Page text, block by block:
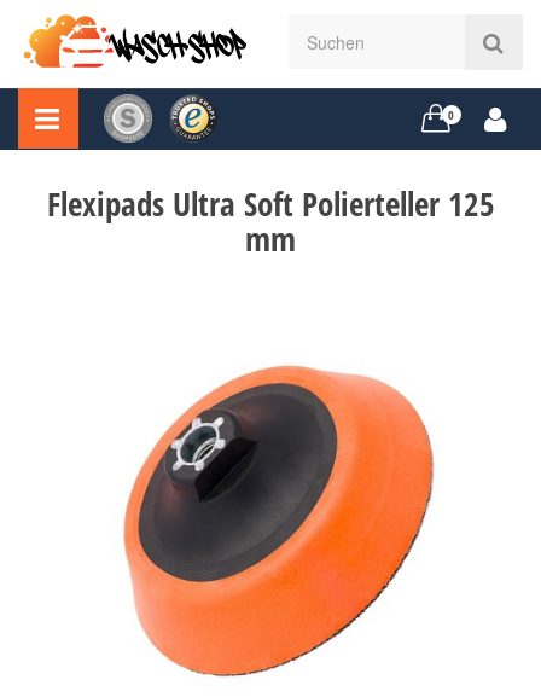
0
Flexipads Ultra Soft Polierteller 125
mm